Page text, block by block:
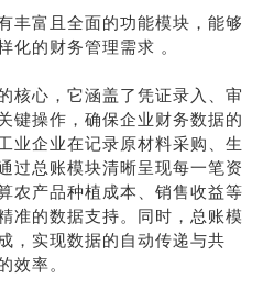
丰富且全面的功能模块，能够
化的财务管理需求 。
核心，它涵盖了凭证录入、审
键操作，确保企业财务数据的
业企业在记录原材料采购、生
过总账模块清晰呈现每一笔资
农产品种植成本、销售收益等
准的数据支持。同时，总账模
，实现数据的自动传递与共
效率。